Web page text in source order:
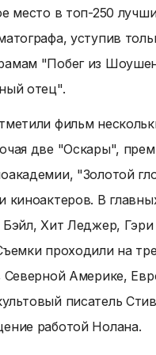
место в топ-250
уступив
"Побег из
отец".
фильм
две "Оскары",
"Золотой
киноактеров. В
Бэйл, Хит Леджер,
проходили на
Северной Америке,
писатель
работой Нолана.